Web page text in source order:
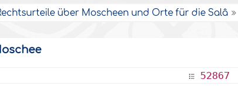
über Moscheen und Orte für die Salâ
52867